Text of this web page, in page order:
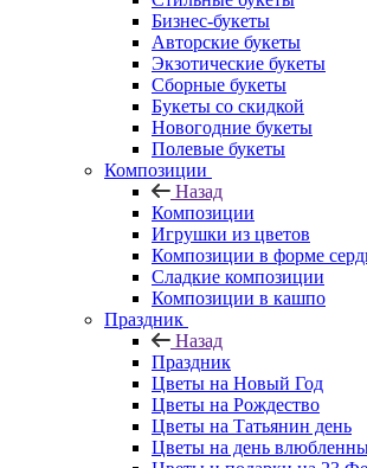
Бизнес-букеты
Авторские букеты
Экзотические букеты
Сборные букеты
Букеты со скидкой
Новогодние букеты
Полевые букеты
Композиции
Назад
Композиции
Игрушки из цветов
Композиции в форме
Сладкие композиции
Композиции в кашпо
Праздник
Назад
Праздник
Цветы на Новый Год
Цветы на Рождество
Цветы на Татьянин день
Цветы на день